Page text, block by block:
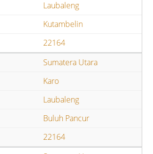
Laubaleng
Kutambelin
22164
Sumatera Utara
Karo
Laubaleng
Buluh Pancur
22164